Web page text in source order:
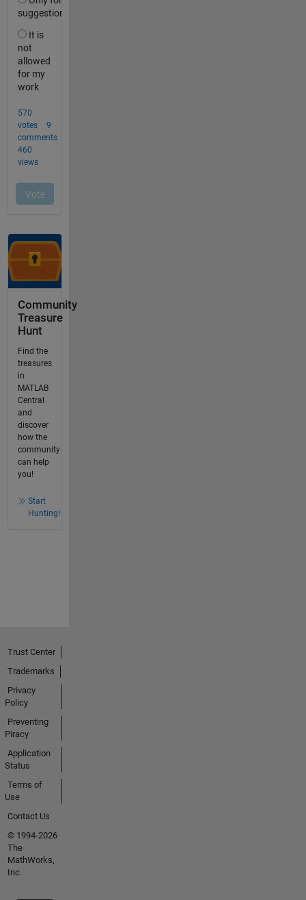
Community
Treasure
Hunt
Find the
treasures
in
MATLAB
Central
and
discover
how the
community
can help
you!
Start
Hunting!
Trust Center
Trademarks
Privacy
Policy
Preventing
Piracy
Application
Status
Terms of
Use
Contact Us
© 1994-2026
The
MathWorks,
Inc.